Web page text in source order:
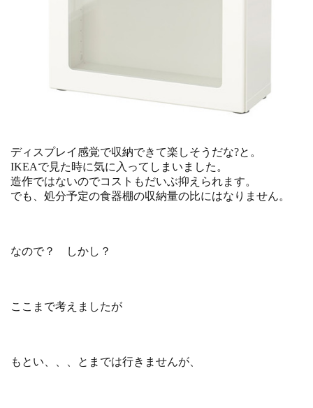
ディスプレイ感覚で収納できて楽しそうだな?と。
IKEAで見た時に気に入ってしまいました。
造作ではないのでコストもだいぶ抑えられます。
でも、処分予定の食器棚の収納量の比にはなりません。
なので？ しかし？
ここまで考えましたが
もとい、、、とまでは行きませんが、